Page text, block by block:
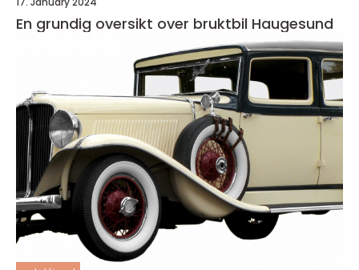
En grundig oversikt over bruktbil Haugesund